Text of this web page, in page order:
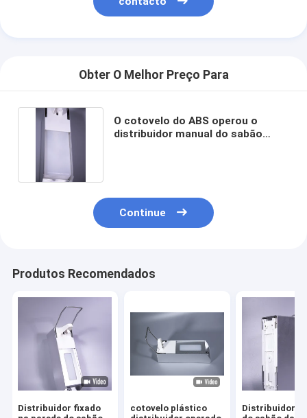
Obter O Melhor Preço Para
O cotovelo do ABS operou o
distribuidor manual do sabão
Continue
Produtos Recomendados
Distribuidor fixado
cotovelo plástico
Distribuidor